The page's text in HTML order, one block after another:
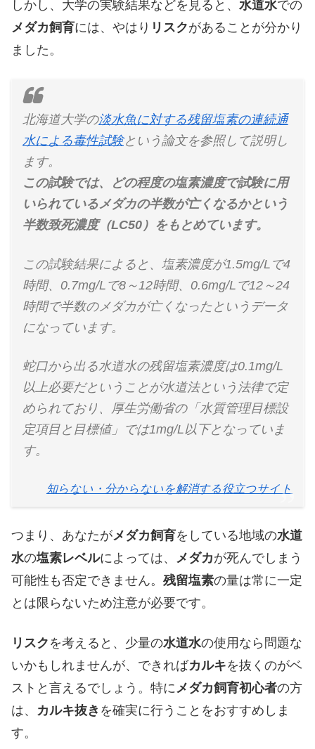
しかし、大学の実験結果などを見ると、 水道水での
メダカ飼育には、やはり リスクがあることが分かり
ました。
北海道大学の淡水魚に対する残留塩素の連続通
水による毒性試験という論文を参照して説明し
ます。
この試験では、どの程度の塩素濃度で試験に用
いられているメダカの半数が亡くなるかという
半数致死濃度（LC50）をもとめています。
この試験結果によると、塩素濃度が1.5mg/Lで4
時間、0.7mg/Lで8～12時間、0.6mg/Lで12～24
時間で半数のメダカが亡くなったというデータ
になっています。
蛇口から出る水道水の残留塩素濃度は0.1mg/L
以上必要だということが水道法という法律で定
められており、厚生労働省の「水質管理目標設
定項目と目標値」では1mg/L以下となっていま
す。
知らない・分からないを解消する役立つサイト
つまり、あなたがメダカ飼育をしている地域の水道
水の塩素レベルによっては、 メダカが死んでしまう
可能性も否定できません。 残留塩素の量は常に一定
とは限らないため注意が必要です。
リスク を考えると、少量の水道水の使用なら問題な
いかもしれませんが、できればカルキを抜くのがベ
ストと言えるでしょう。特にメダカ飼育初心者の方
は、 カルキ抜き を確実に行うことをおすすめしま
す。